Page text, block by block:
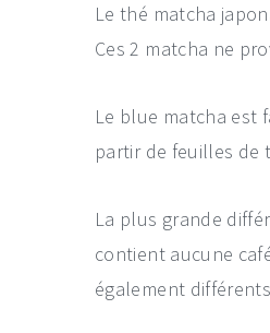
Le thé matcha
Ces 2 matcha ne
Le blue matcha est
partir de feuilles de
La plus grande
contient aucune
également